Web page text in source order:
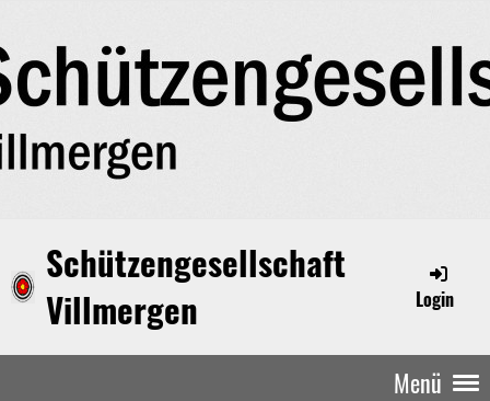
Schützengesellschaft
Villmergen
Login
Menü